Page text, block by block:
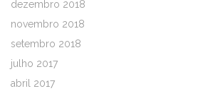
dezembro 2018
novembro 2018
setembro 2018
julho 2017
abril 2017